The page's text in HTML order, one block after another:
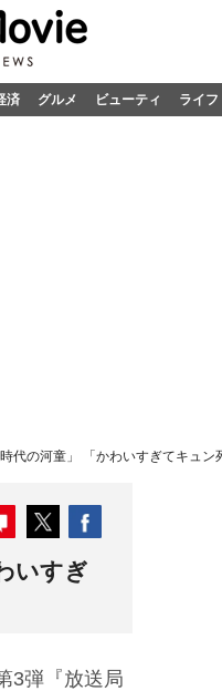
済 グルメ ビューティ ライフ
代の河童」 「かわいすぎてキュン
いすぎ
3弾『放送局